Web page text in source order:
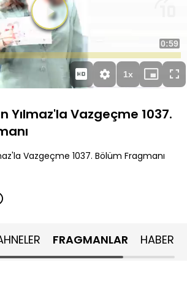
Videoyu
Oynat
Süre
0:59
1xOynatma
Hızı
Mini
oynatıcı
Yılmaz'la Vazgeçme 1037.
Vazgeçme 1037. Bölüm Fragmanı
FRAGMANLAR